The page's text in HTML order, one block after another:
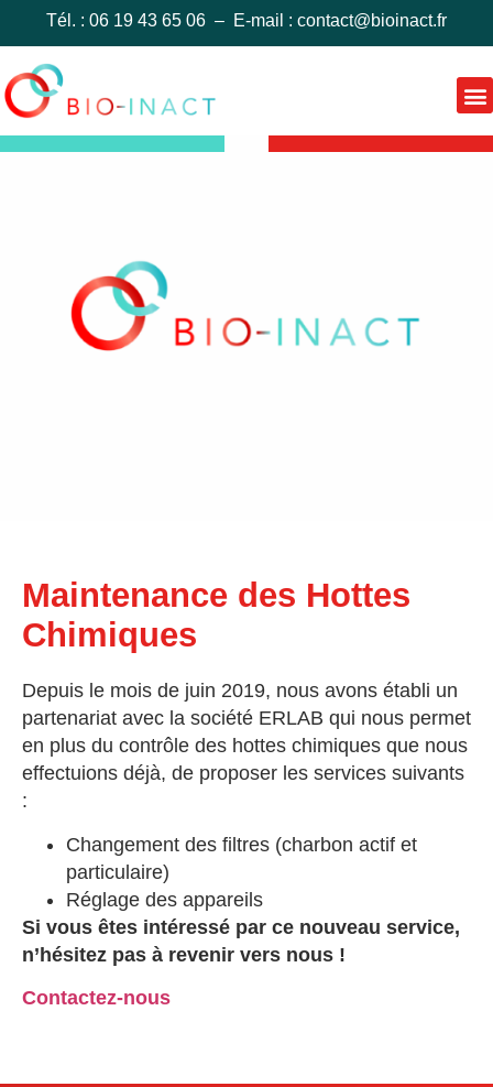
Tél. : 06 19 43 65 06 – E-mail : contact@bioinact.fr
Maintenance des Hottes
Chimiques
Depuis le mois de juin 2019, nous avons établi un
partenariat avec la société ERLAB qui nous permet
en plus du contrôle des hottes chimiques que nous
effectuions déjà, de proposer les services suivants
:
Changement des filtres (charbon actif et
particulaire)
Réglage des appareils
Si vous êtes intéressé par ce nouveau service,
n’hésitez pas à revenir vers nous !
Contactez-nous